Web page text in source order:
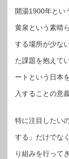
開湯1900年とい
黄泉という素晴
する場所が少な
た課題を抱えて
ートという日本
入することの意
特に注目したい
する」だけでな
り組みを行って